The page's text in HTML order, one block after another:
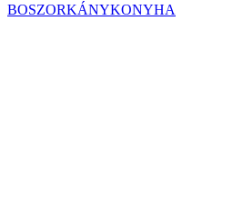
BOSZORKÁNYKONYHA